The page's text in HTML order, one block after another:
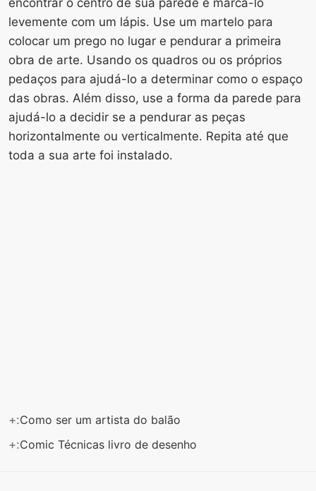
levemente com um lápis. Use um martelo para
colocar um prego no lugar e pendurar a primeira
obra de arte. Usando os quadros ou os próprios
pedaços para ajudá-lo a determinar como o espaço
das obras. Além disso, use a forma da parede para
ajudá-lo a decidir se a pendurar as peças
horizontalmente ou verticalmente. Repita até que
toda a sua arte foi instalado.
+:Como ser um artista do balão
+:Comic Técnicas livro de desenho